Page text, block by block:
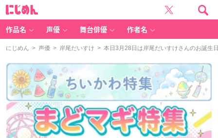
作品名 声優 舞台俳優 作者名
にじめん > 声優 > 岸尾だいすけ > 本日3月28日は岸尾だいすけさんのお誕生